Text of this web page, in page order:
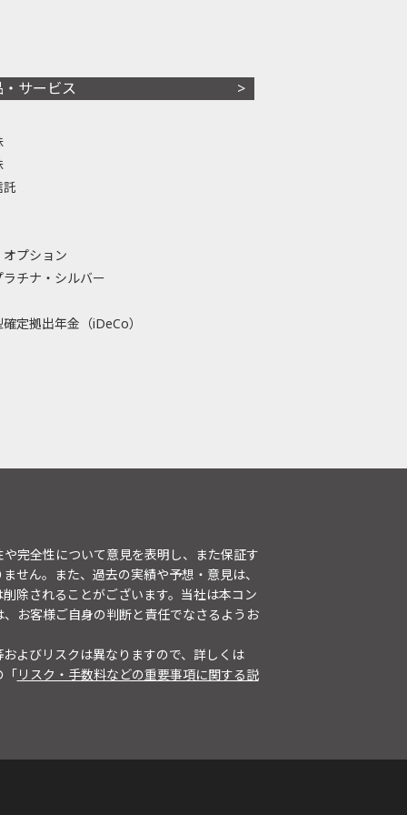
・サービス
託
プション
ラチナ・シルバー
定拠出年金（iDeCo）
完全性について意見を表明し、また保証す
せん。また、過去の実績や予想・意見は、
除されることがございます。当社は本コン
お客様ご自身の判断と責任でなさるようお
よびリスクは異なりますので、詳しくは
「リスク・手数料などの重要事項に関する説